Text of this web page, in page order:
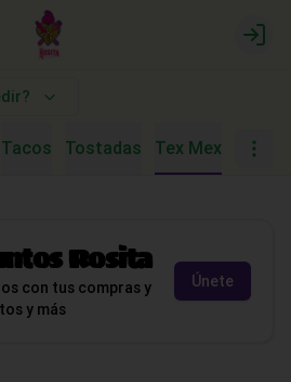
Tacos Tostadas Tex Mex
Rosita
con tus compras y
y más
Únete